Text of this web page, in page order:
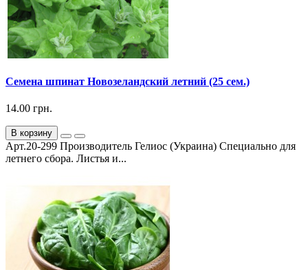
Семена шпинат Новозеландский летний (25 сем.)
14.00 грн.
В корзину
Арт.20-299 Производитель Гелиос (Украина) Специально для
летнего сбора. Листья и...